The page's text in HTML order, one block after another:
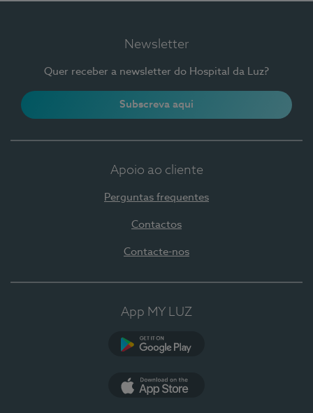
Newsletter
Quer receber a newsletter do Hospital da Luz?
Subscreva aqui
Apoio ao cliente
Perguntas frequentes
Contactos
Contacte-nos
App MY LUZ